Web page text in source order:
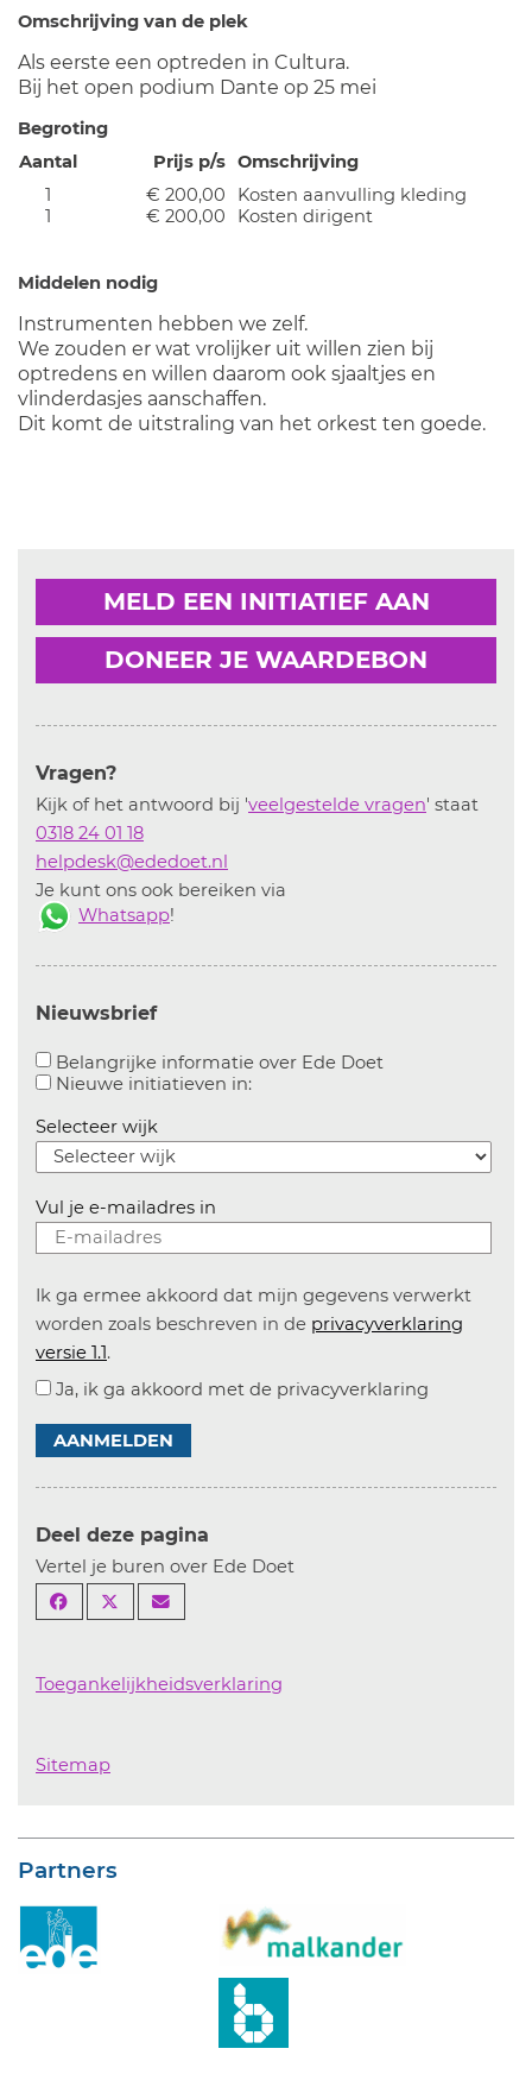
Omschrijving van de plek
Als eerste een optreden in Cultura.
Bij het open podium Dante op 25 mei
Begroting
Aantal
Prijs p/s Omschrijving
1
€ 200,00
Kosten aanvulling kleding
1
€ 200,00 Kosten dirigent
Middelen nodig
Instrumenten hebben we zelf.
We zouden er wat vrolijker uit willen zien bij
optredens en willen daarom ook sjaaltjes en
vlinderdasjes aanschaffen.
Dit komt de uitstraling van het orkest ten goede.
MELD EEN INITIATIEF AAN
DONEER JE WAARDEBON
Vragen?
Kijk of het antwoord bij 'veelgestelde vragen' staat
0318 24 01 18
helpdesk@ededoet.nl
Je kunt ons ook bereiken via
Whatsapp!
Nieuwsbrief
Belangrijke informatie over Ede Doet
Nieuwe initiatieven in:Aanvinken om informatie over
Selecteer wijk
Vul je e-mailadres in
Ik ga ermee akkoord dat mijn gegevens verwerkt
worden zoals beschreven in de privacyverklaring
versie 1.1.
Ja, ik ga akkoord met de privacyverklaring
AANMELDEN
Deel deze pagina
Vertel je buren over Ede Doet
Toegankelijkheidsverklaring
Sitemap
Partners